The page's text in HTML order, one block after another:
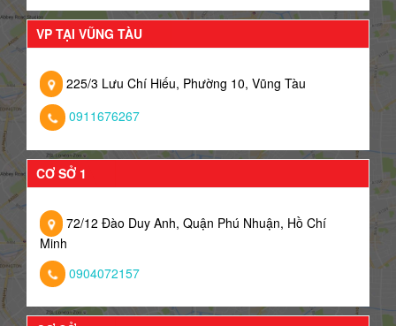
VP TẠI VŨNG TÀU
225/3 Lưu Chí Hiếu, Phường 10, Vũng Tàu
0911676267
CƠ SỞ 1
72/12 Đào Duy Anh, Quận Phú Nhuận, Hồ Chí
Minh
0904072157